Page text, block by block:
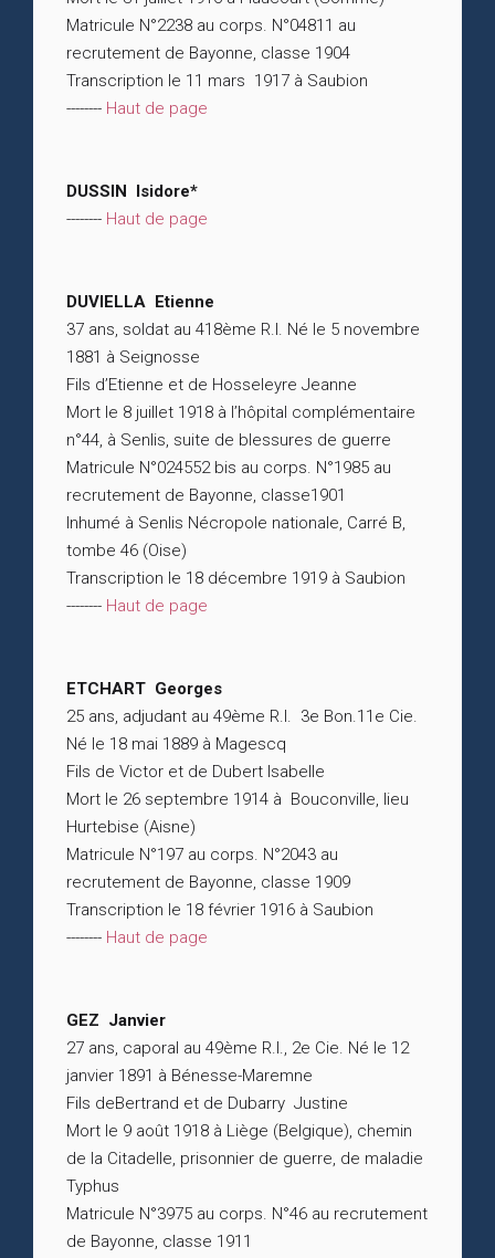
Matricule N°2238 au corps. N°04811 au
recrutement de Bayonne, classe 1904
Transcription le 11 mars 1917 à Saubion
-------- Haut de page
DUSSIN Isidore*
-------- Haut de page
DUVIELLA Etienne
37 ans, soldat au 418ème R.I. Né le 5 novembre
1881 à Seignosse
Fils d’Etienne et de Hosseleyre Jeanne
Mort le 8 juillet 1918 à l’hôpital complémentaire
n°44, à Senlis, suite de blessures de guerre
Matricule N°024552 bis au corps. N°1985 au
recrutement de Bayonne, classe1901
Inhumé à Senlis Nécropole nationale, Carré B,
tombe 46 (Oise)
Transcription le 18 décembre 1919 à Saubion
-------- Haut de page
ETCHART Georges
25 ans, adjudant au 49ème R.I. 3e Bon.11e Cie.
Né le 18 mai 1889 à Magescq
Fils de Victor et de Dubert Isabelle
Mort le 26 septembre 1914 à Bouconville, lieu
Hurtebise (Aisne)
Matricule N°197 au corps. N°2043 au
recrutement de Bayonne, classe 1909
Transcription le 18 février 1916 à Saubion
-------- Haut de page
GEZ Janvier
27 ans, caporal au 49ème R.I., 2e Cie. Né le 12
janvier 1891 à Bénesse-Maremne
Fils deBertrand et de Dubarry Justine
Mort le 9 août 1918 à Liège (Belgique), chemin
de la Citadelle, prisonnier de guerre, de maladie
Typhus
Matricule N°3975 au corps. N°46 au recrutement
de Bayonne, classe 1911